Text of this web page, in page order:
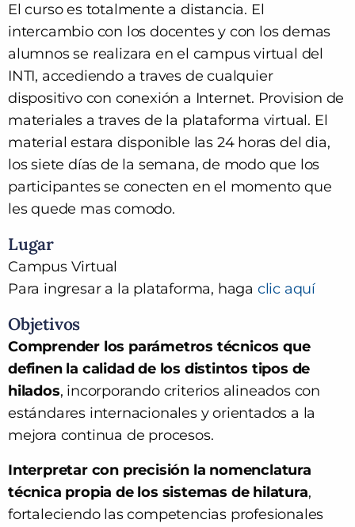
El curso es totalmente a distancia. El
intercambio con los docentes y con los demas
alumnos se realizara en el campus virtual del
INTI, accediendo a traves de cualquier
dispositivo con conexión a Internet. Provision de
materiales a traves de la plataforma virtual. El
material estara disponible las 24 horas del dia,
los siete días de la semana, de modo que los
participantes se conecten en el momento que
les quede mas comodo.
Lugar
Campus Virtual
Para ingresar a la plataforma, haga clic aquí
Objetivos
Comprender los parámetros técnicos que
definen la calidad de los distintos tipos de
hilados, incorporando criterios alineados con
estándares internacionales y orientados a la
mejora continua de procesos.
Interpretar con precisión la nomenclatura
técnica propia de los sistemas de hilatura,
fortaleciendo las competencias profesionales